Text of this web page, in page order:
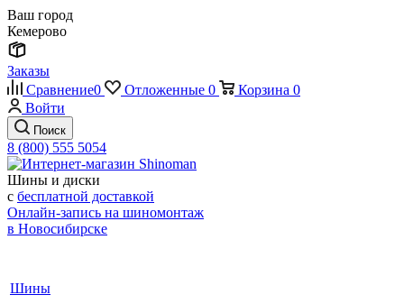
Ваш город
Кемерово
Заказы
Сравнение0 Отложенные 0 Корзина 0
Войти
Поиск
8 (800) 555 5054
Шины и диски
с бесплатной доставкой
Онлайн-запись на шиномонтаж
в Новосибирске
Шины